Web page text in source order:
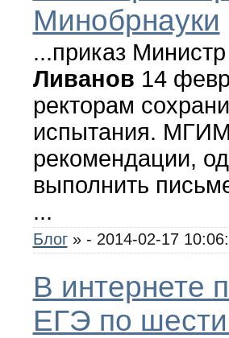
Минобрнауки
...приказ
Ливанов 14
ректорам
испытания.
рекомендации,
выполнить
...
Блог » - 2014-02-17
В интернете
ЕГЭ по